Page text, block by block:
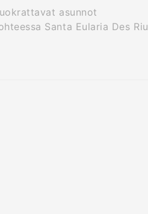
asunnot
Santa Eularia Des Riu